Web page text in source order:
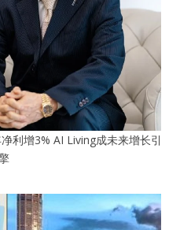
利增3% AI Living成未来增长引